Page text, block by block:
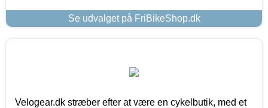
Se udvalget på FriBikeShop.dk
Velogear.dk stræber efter at være en cykelbutik, med et